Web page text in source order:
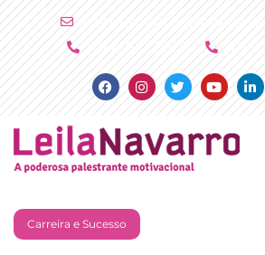
FacebookInstagramTwitterYoutube
Carreira e Sucesso